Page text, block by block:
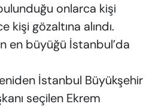
onlarca kişi
kişi gözaltına alındı.
en büyüğü İstanbul’da
İstanbul Büyükşehir
seçilen Ekrem